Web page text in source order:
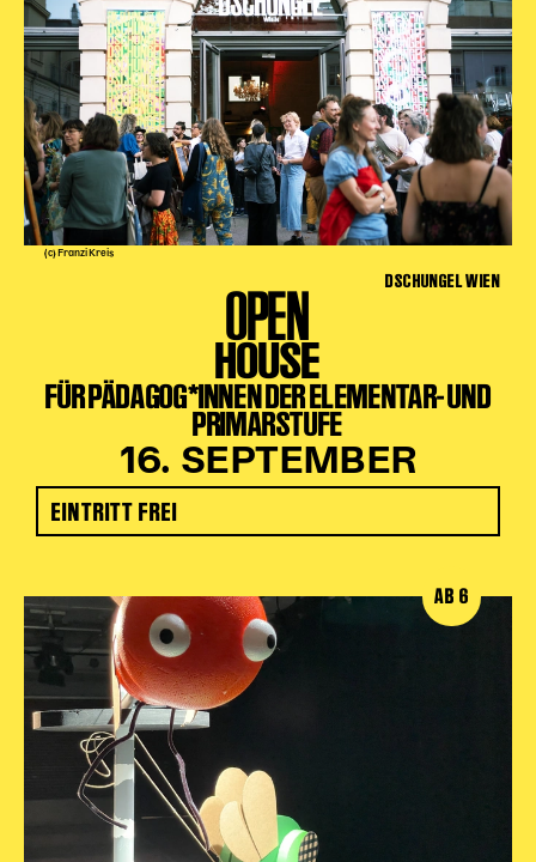
(c) Franzi Kreis
DSCHUNGEL WIEN
OPEN
HOUSE
FÜR PÄDAGOG*INNEN DER ELEMENTAR- UND
PRIMARSTUFE
16. SEPTEMBER
EINTRITT FREI
AB 6